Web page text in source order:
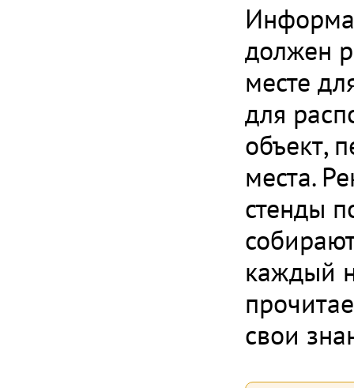
должен
месте
для
объект,
места.
стенды
каждый
свои